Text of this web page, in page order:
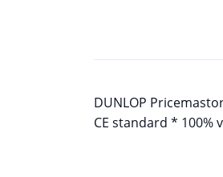
DUNLOP
CE standard * 100%